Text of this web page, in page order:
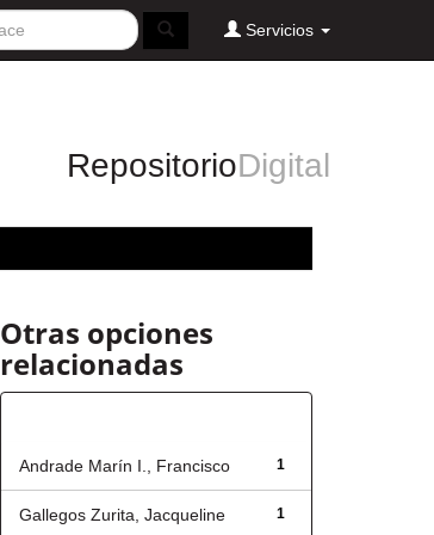
Servicios
RepositorioDigital
Otras opciones
relacionadas
1
Andrade Marín I., Francisco
1
Gallegos Zurita, Jacqueline